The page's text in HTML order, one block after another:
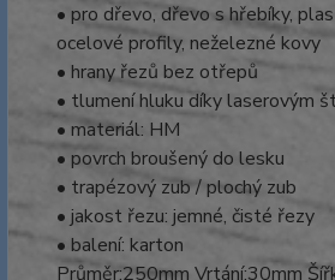
• pro dřevo, dřevo s hřebíky,
ocelové profily, neželezné kovy
• hrany řezů bez otřepů
• tlumení hluku díky laserovým
• materiál: HM
• povrch broušený do lesku
• trapézový zub / plochý zub
• jakost řezu: jemné, čisté řezy
• balení: karton
Průměr:250mm Vrtání:30mm